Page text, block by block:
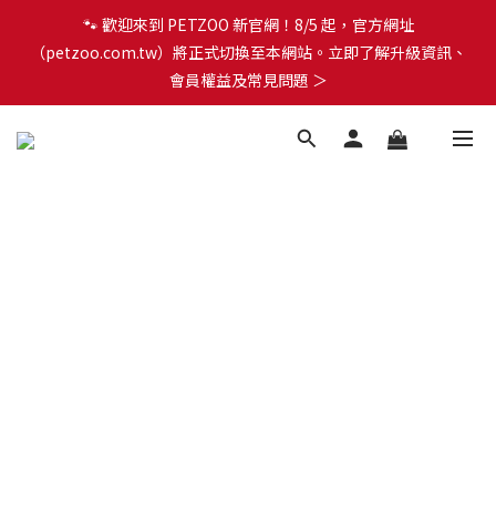
🐾 歡迎來到 PETZOO 新官網！8/5 起，官方網址
（petzoo.com.tw）將正式切換至本網站。立即了解升級資訊、
會員權益及常見問題 ＞
🐾 歡迎來到 PETZOO 新官網！8/5 起，官方網址
（petzoo.com.tw）將正式切換至本網站。立即了解升級資訊、
會員權益及常見問題 ＞
✨【新朋友見面禮】現在註冊即領 $100 購物金！全館滿 $1,500 享